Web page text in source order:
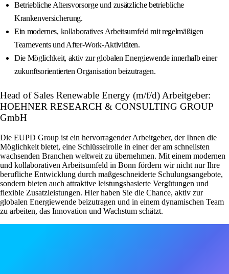
Betriebliche Altersvorsorge und zusätzliche betriebliche
Krankenversicherung.
Ein modernes, kollaboratives Arbeitsumfeld mit regelmäßigen
Teamevents und After-Work-Aktivitäten.
Die Möglichkeit, aktiv zur globalen Energiewende innerhalb einer
zukunftsorientierten Organisation beizutragen.
Head of Sales Renewable Energy (m/f/d) Arbeitgeber:
HOEHNER RESEARCH & CONSULTING GROUP
GmbH
Die EUPD Group ist ein hervorragender Arbeitgeber, der Ihnen die
Möglichkeit bietet, eine Schlüsselrolle in einer der am schnellsten
wachsenden Branchen weltweit zu übernehmen. Mit einem modernen
und kollaborativen Arbeitsumfeld in Bonn fördern wir nicht nur Ihre
berufliche Entwicklung durch maßgeschneiderte Schulungsangebote,
sondern bieten auch attraktive leistungsbasierte Vergütungen und
flexible Zusatzleistungen. Hier haben Sie die Chance, aktiv zur
globalen Energiewende beizutragen und in einem dynamischen Team
zu arbeiten, das Innovation und Wachstum schätzt.